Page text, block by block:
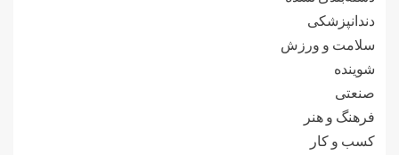
دندانپزشکی
سلامت و ورزش
شوینده
صنعتی
فرهنگ و هنر
کسب و کار